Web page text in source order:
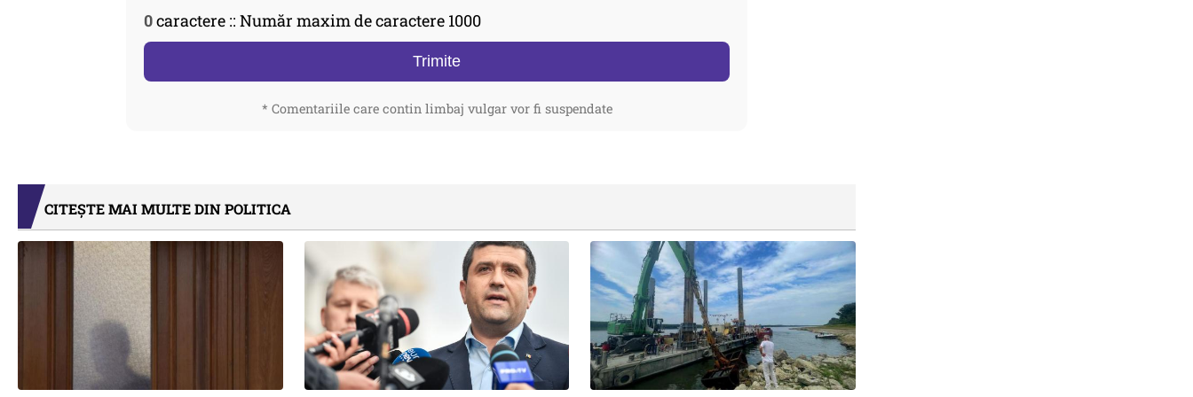
0caractere :: Număr maxim de caractere 1000
Trimite
* Comentariile care contin limbaj vulgar vor fi suspendate
CITEȘTE MAI MULTE DIN POLITICA